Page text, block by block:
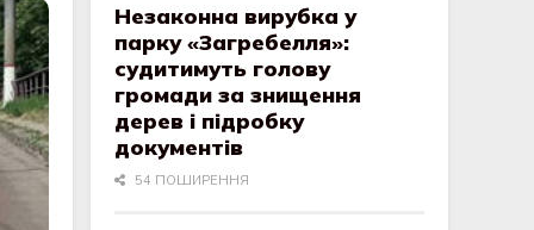
Незаконна вирубка у
парку «Загребелля»:
судитимуть голову
громади за знищення
дерев і підробку
документів
54 ПОШИРЕННЯ